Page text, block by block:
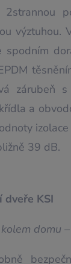
výztuhou.
spodním
zárubeň s
a
39 dB.
dveře KSI
kolem domu